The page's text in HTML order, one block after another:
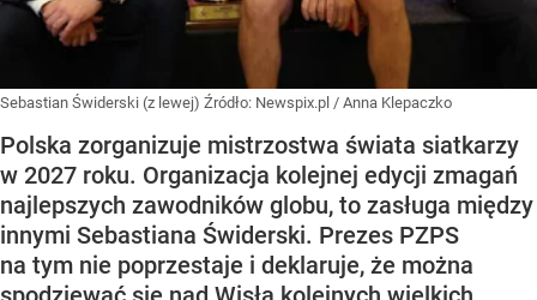
Sebastian Świderski (z lewej) Źródło: Newspix.pl / Anna Klepaczko
Polska zorganizuje mistrzostwa świata siatkarzy
w 2027 roku. Organizacja kolejnej edycji zmagań
najlepszych zawodników globu, to zasługa między
innymi Sebastiana Świderski. Prezes PZPS
na tym nie poprzestaje i deklaruje, że można